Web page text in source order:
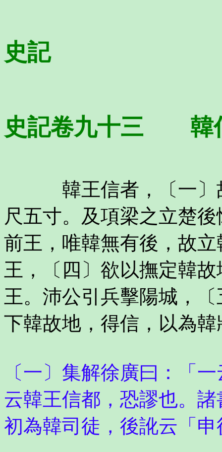
史記
史記卷九十三 韓
韓王信者，〔一〕故
尺五寸。及項梁之立楚
前王，唯韓無有後，故
王，〔四〕欲以撫定韓
王。沛公引兵擊陽城，
下韓故地，得信，以為
〔一〕集解徐廣曰：「
云韓王信都，恐謬也。
初為韓司徒，後訛云「